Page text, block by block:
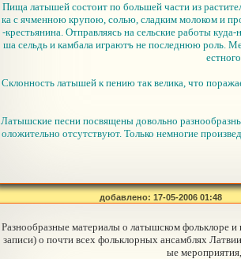
Пища латышей состоит по большей части из
ка с ячменною крупою, солью, сладким молоком и
-крестьянина. Отправляясь на сельские работы
ша сельдь и камбала играютъ не последнюю роль.
Склонность латышей к пению так велика, что
Латышские песни посвящены довольно
оложительно отсутствуют. Только немногие
добавлено: 17-05-2006 01:48
Разнообразные материалы о латышском фольклоре
записи) о почти всех фольклорных ансамблях
ые